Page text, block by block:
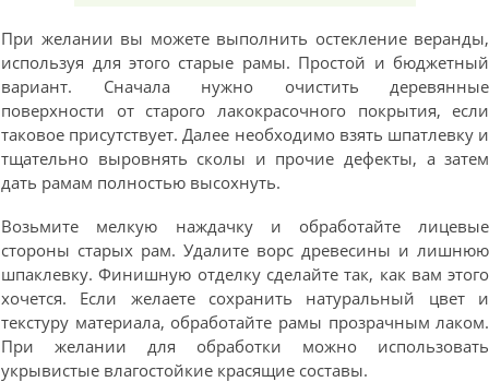
При желании вы можете выполнить остекление веранды,
используя для этого старые рамы. Простой и бюджетный
вариант. Сначала нужно очистить деревянные
поверхности от старого лакокрасочного покрытия, если
таковое присутствует. Далее необходимо взять шпатлевку и
тщательно выровнять сколы и прочие дефекты, а затем
дать рамам полностью высохнуть.
Возьмите мелкую наждачку и обработайте лицевые
стороны старых рам. Удалите ворс древесины и лишнюю
шпаклевку. Финишную отделку сделайте так, как вам этого
хочется. Если желаете сохранить натуральный цвет и
текстуру материала, обработайте рамы прозрачным лаком.
При желании для обработки можно использовать
укрывистые влагостойкие красящие составы.